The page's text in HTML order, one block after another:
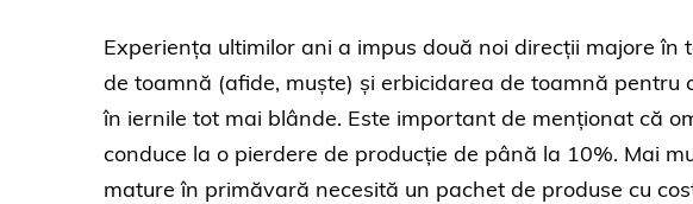
Experiența ultimilor ani a impus două noi direcții majore
de toamnă (afide, muște) și erbicidarea de toamnă pentru
în iernile tot mai blânde. Este important de menționat că
conduce la o pierdere de producție de până la 10%. Mai
mature în primăvară necesită un pachet de produse cu